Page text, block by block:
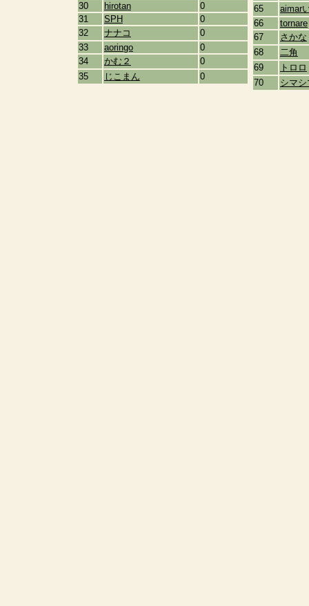
30
hirotan
0
31
SPH
0
32
ナナコ
0
33
aoringo
0
34
かむ２
0
35
じこまん 0
65
aimar
66
tornare
67
さかな
68
二角
69
トロロ
70
シマ